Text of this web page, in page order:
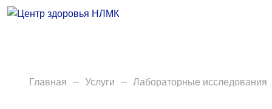
Анализы
Главная Услуги Лабораторные исследования